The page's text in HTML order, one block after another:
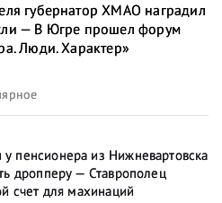
губернатор ХМАО наградил
— В Югре прошел форум
Люди. Характер»
пенсионера из Нижневартовска
дропперу — Ставрополец
счет для махинаций